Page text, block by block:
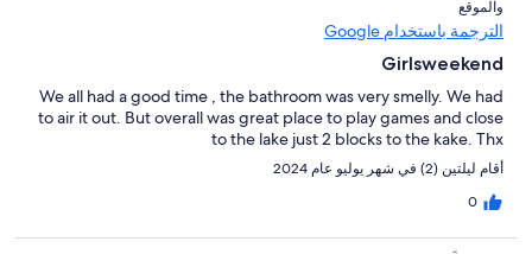
و⁦الموقع⁩
الترجمة باستخدام Google
Girlsweekend
We all had a good time , the bathroom was very smelly. We had
to air it out. But overall was great place to play games and close
to the lake just 2 blocks to the kake. Thx
أقام ليلتين (2) في شهر يوليو عام 2024
0